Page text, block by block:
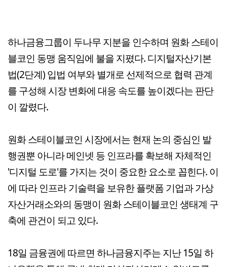
하나금융그룹이 두나무 지분을 인수하며 원화 스테이
블코인 동맹 움직임에 불을 지폈다. 디지털자산기본
법(2단계) 입법 여부와 별개로 선제적으로 협력 관계
를 구성해 시장 변화에 대응 속도를 높이겠다는 판단
이 깔렸다.
원화 스테이블코인 시장에서는 현재 논의 중심인 발
행권뿐 아니라 메인넷 등 인프라를 확보해 자체적인
'디지털 도로'를 가지는 것이 중요한 요소로 꼽힌다. 이
에 따라 인프라 기술력을 보유한 플랫폼 기업과 가상
자산거래소와의 동맹이 원화 스테이블코인 생태계 구
축에 관건이 되고 있다.
18일 금융권에 따르면 하나금융지주는 지난 15일 하